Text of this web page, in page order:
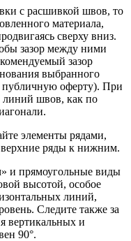
с расшивкой швов, то
материала,
сверху вниз.
зазор между ними
зазор
выбранного
публичную оферту). При
линий швов, как по
элементы рядами,
верхние ряды к нижним.
и прямоугольные виды
высотой, особое
линий,
Следите также за
вертикальных и
90°.